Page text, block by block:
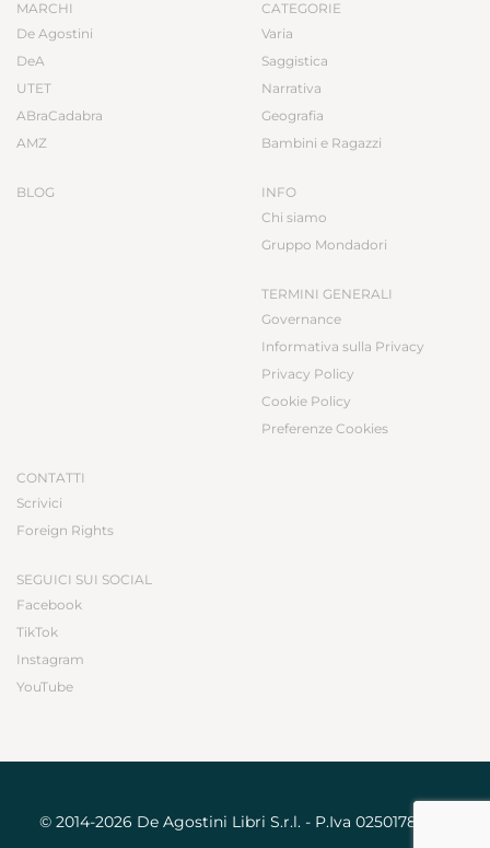
MARCHI
De Agostini
DeA
UTET
ABraCadabra
AMZ
BLOG
CATEGORIE
Varia
Saggistica
Narrativa
Geografia
Bambini e Ragazzi
INFO
Chi siamo
Gruppo Mondadori
TERMINI GENERALI
Governance
Informativa sulla Privacy
Privacy Policy
Cookie Policy
Preferenze Cookies
CONTATTI
Scrivici
Foreign Rights
SEGUICI SUI SOCIAL
Facebook
TikTok
Instagram
YouTube
© 2014-2026 De Agostini Libri S.r.l. - P.Iva 02501780031